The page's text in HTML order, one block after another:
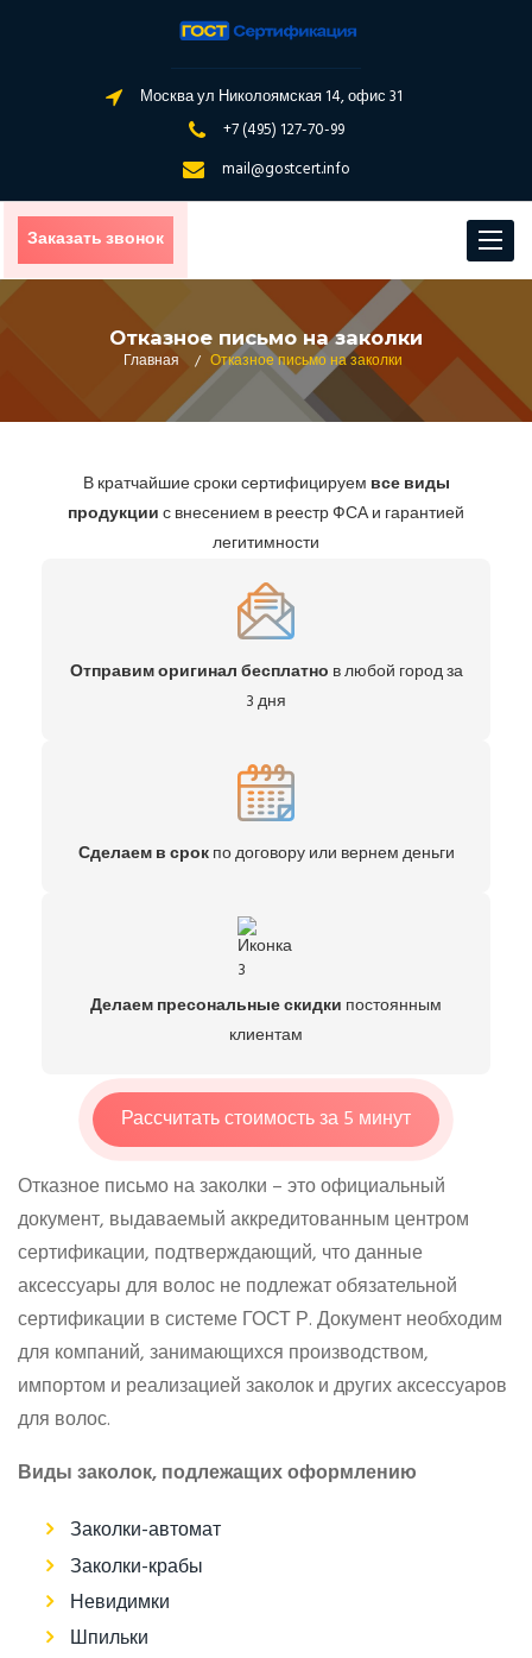
Москва ул Николоямская 14, офис 31
+7 (495) 127-70-99
mail@gostcert.info
Toggle
Заказать звонок
Отказное письмо на заколки
Главная
/ Отказное письмо на заколки
В кратчайшие сроки сертифицируем все виды
продукциис внесением в реестр ФСА и гарантией
легитимности
Отправим оригинал бесплатно в любой город за
3 дня
Сделаем в срокпо договору или вернем деньги
Делаем пресональные скидки постоянным
клиентам
Рассчитать стоимость за 5 минут
Отказное письмо на заколки – это официальный
документ, выдаваемый аккредитованным центром
сертификации, подтверждающий, что данные
аксессуары для волос не подлежат обязательной
сертификации в системе ГОСТ Р. Документ необходим
для компаний, занимающихся производством,
импортом и реализацией заколок и других аксессуаров
для волос.
Виды заколок, подлежащих оформлению
Заколки-автомат
Заколки-крабы
Невидимки
Шпильки